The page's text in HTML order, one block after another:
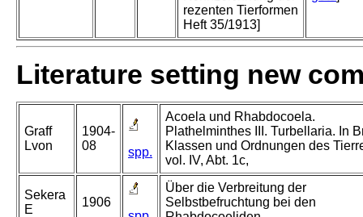
rezenten Tierformen
Heft 35/1913]
Literature setting new
Graff
Lvon
1904-
08
spp.
Acoela und Rhabdocoela.
Plathelminthes III. Turbellaria. In
Klassen und Ordnungen des
vol. IV, Abt. 1c,
Sekera
E
1906
Über die Verbreitung der
Selbstbefruchtung bei den